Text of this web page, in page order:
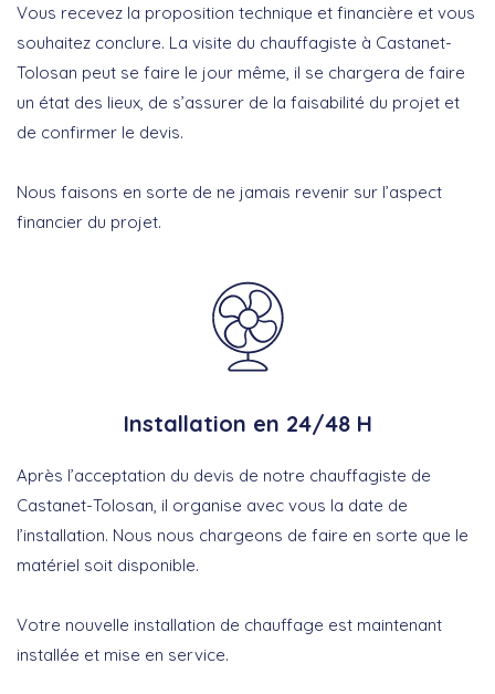
Vous recevez la proposition technique et financière et vous
souhaitez conclure. La visite du chauffagiste à Castanet-
Tolosan peut se faire le jour même, il se chargera de faire
un état des lieux, de s’assurer de la faisabilité du projet et
de confirmer le devis.
Nous faisons en sorte de ne jamais revenir sur l’aspect
financier du projet.
Installation en 24/48 H
Après l’acceptation du devis de notre chauffagiste de
Castanet-Tolosan, il organise avec vous la date de
l’installation. Nous nous chargeons de faire en sorte que le
matériel soit disponible.
Votre nouvelle installation de chauffage est maintenant
installée et mise en service.